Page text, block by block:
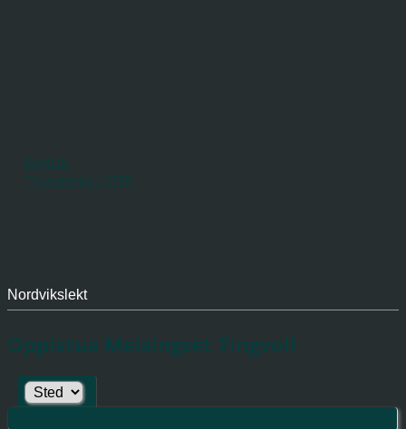
English
*Norwegian-UTF8
Nordvikslekt
Oppistua Meisingset Tingvoll